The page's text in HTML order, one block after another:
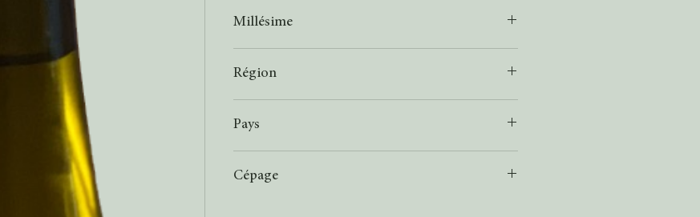
Millésime
Région
Pays
Cépage